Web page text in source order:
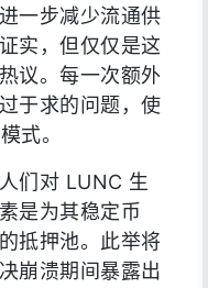
一步减少流通供
实，但仅仅是这
议。每一次额外
于求的问题，使
式。
们对 LUNC 生
是为其稳定币
抵押池。此举将
崩溃期间暴露出